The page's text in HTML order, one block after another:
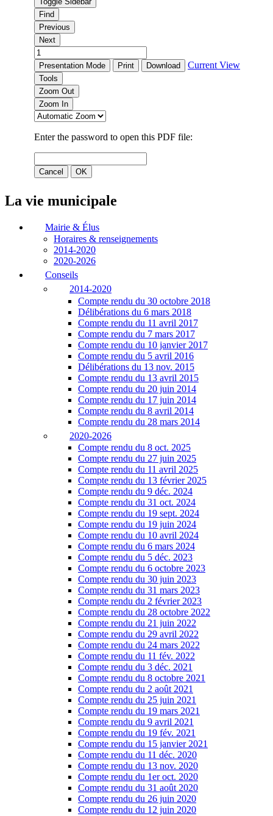
La vie municipale
Mairie & Élus
Horaires & renseignements
2014-2020
2020-2026
Conseils
2014-2020
Compte rendu du 30 octobre 2018
Délibérations du 6 mars 2018
Compte rendu du 11 avril 2017
Compte rendu du 7 mars 2017
Compte rendu du 10 janvier 2017
Compte rendu du 5 avril 2016
Délibérations du 13 nov. 2015
Compte rendu du 13 avril 2015
Compte rendu du 20 juin 2014
Compte rendu du 17 juin 2014
Compte rendu du 8 avril 2014
Compte rendu du 28 mars 2014
2020-2026
Compte rendu du 8 oct. 2025
Compte rendu du 27 juin 2025
Compte rendu du 11 avril 2025
Compte rendu du 13 février 2025
Compte rendu du 9 déc. 2024
Compte rendu du 31 oct. 2024
Compte rendu du 19 sept. 2024
Compte rendu du 19 juin 2024
Compte rendu du 10 avril 2024
Compte rendu du 6 mars 2024
Compte rendu du 5 déc. 2023
Compte rendu du 6 octobre 2023
Compte rendu du 30 juin 2023
Compte rendu du 31 mars 2023
Compte rendu du 2 février 2023
Compte rendu du 28 octobre 2022
Compte rendu du 21 juin 2022
Compte rendu du 29 avril 2022
Compte rendu du 24 mars 2022
Compte rendu du 11 fév. 2022
Compte rendu du 3 déc. 2021
Compte rendu du 8 octobre 2021
Compte rendu du 2 août 2021
Compte rendu du 25 juin 2021
Compte rendu du 19 mars 2021
Compte rendu du 9 avril 2021
Compte rendu du 19 fév. 2021
Compte rendu du 15 janvier 2021
Compte rendu du 11 déc. 2020
Compte rendu du 13 nov. 2020
Compte rendu du 1er oct. 2020
Compte rendu du 31 août 2020
Compte rendu du 26 juin 2020
Compte rendu du 12 juin 2020